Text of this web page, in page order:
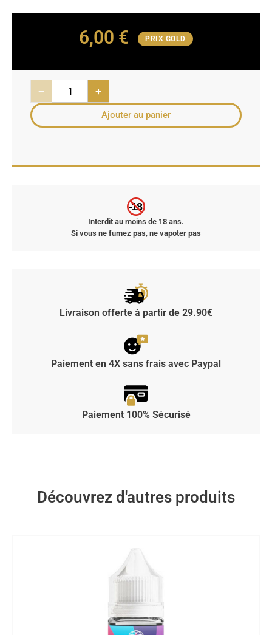
6,00 € PRIX GOLD
− +
Ajouter au panier
-18
Interdit au moins de 18 ans.
Si vous ne fumez pas, ne vapoter pas
Livraison offerte à partir de 29.90€
Paiement en 4X sans frais avec Paypal
Paiement 100% Sécurisé
Découvrez d'autres produits